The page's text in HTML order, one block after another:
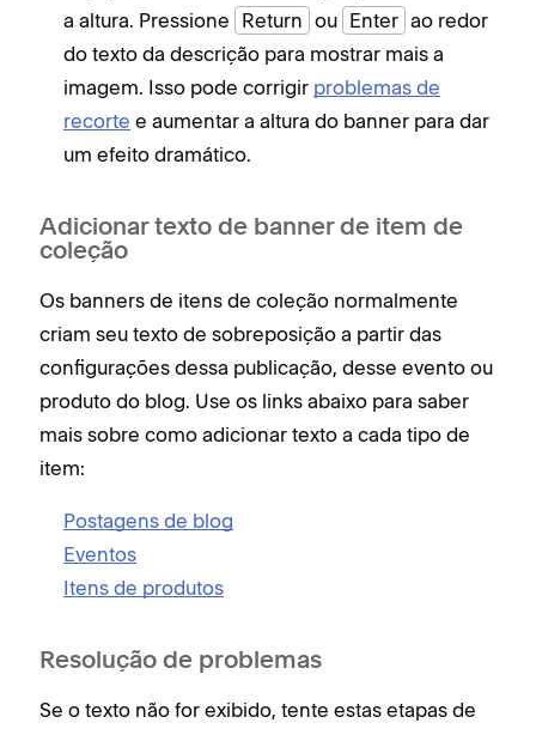
a altura. Pressione Return ou Enter ao redor
do texto da descrição para mostrar mais a
imagem. Isso pode corrigir problemas de
recorte e aumentar a altura do banner para dar
um efeito dramático.
Adicionar texto de banner de item de
coleção
Os banners de itens de coleção normalmente
criam seu texto de sobreposição a partir das
configurações dessa publicação, desse evento ou
produto do blog. Use os links abaixo para saber
mais sobre como adicionar texto a cada tipo de
item:
Postagens de blog
Eventos
Itens de produtos
Resolução de problemas
Se o texto não for exibido, tente estas etapas de